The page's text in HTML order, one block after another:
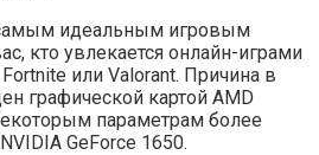
идеальным игровым
кто увлекается онлайн-играми
или Valorant. Причина в
графической картой AMD
параметрам более
GeForce 1650.